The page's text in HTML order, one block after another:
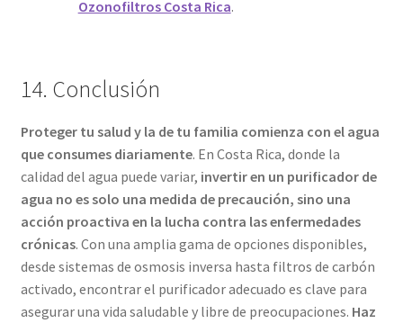
Ozonofiltros Costa Rica.
14. Conclusión
Proteger tu salud y la de tu familia comienza con el agua
que consumes diariamente. En Costa Rica, donde la
calidad del agua puede variar, invertir en un purificador de
agua no es solo una medida de precaución, sino una
acción proactiva en la lucha contra las enfermedades
crónicas. Con una amplia gama de opciones disponibles,
desde sistemas de osmosis inversa hasta filtros de carbón
activado, encontrar el purificador adecuado es clave para
asegurar una vida saludable y libre de preocupaciones. Haz